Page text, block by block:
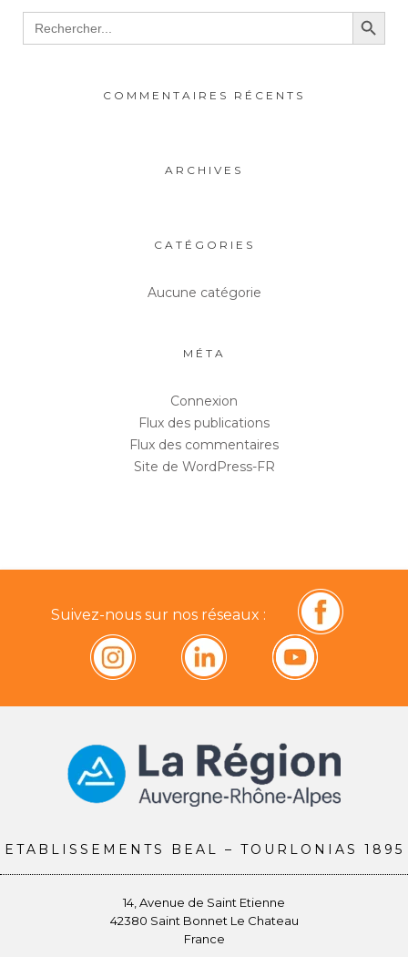
Search
for:
Search Button
COMMENTAIRES RÉCENTS
ARCHIVES
CATÉGORIES
Aucune catégorie
MÉTA
Connexion
Flux des publications
Flux des commentaires
Site de WordPress-FR
Suivez-nous sur nos réseaux :
ETABLISSEMENTS BEAL – TOURLONIAS 1895
14, Avenue de Saint Etienne
42380 Saint Bonnet Le Chateau
France